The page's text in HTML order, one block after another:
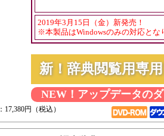
2019年3月15日（金）新発売！
※本製品はWindowsのみの対応とな
新！辞典閲覧用専
NEW！アップデータの
：17,380円（税込）